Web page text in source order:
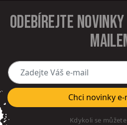
Odebírejte
Zadejte Váš e-mail
Chci novinky
Kdykoli se